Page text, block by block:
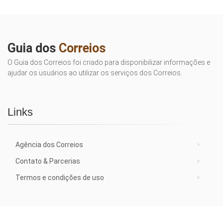
Guia dos Correios
O Guia dos Correios foi criado para disponibilizar informações e
ajudar os usuários ao utilizar os serviços dos Correios.
Links
Agência dos Correios
Contato & Parcerias
Termos e condições de uso